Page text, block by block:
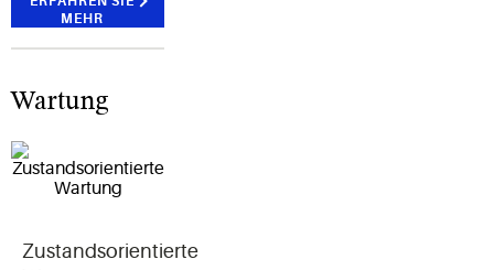
gesamten
MEHR
Wartung
Zustandsorientierte